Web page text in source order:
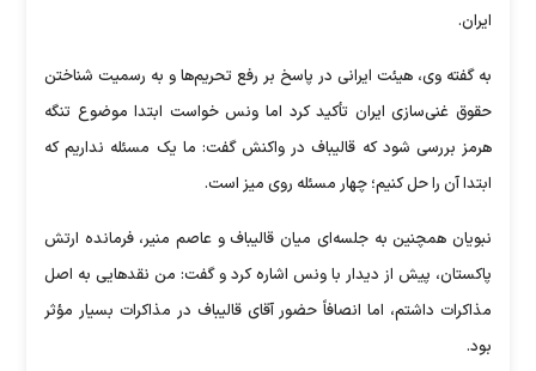
ایران.
به گفته وی، هیئت ایرانی در پاسخ بر رفع تحریم‌ها و به رسمیت شناختن
حقوق غنی‌سازی ایران تأکید کرد اما ونس خواست ابتدا موضوع تنگه
هرمز بررسی شود که قالیباف در واکنش گفت: ما یک مسئله نداریم که
ابتدا آن را حل کنیم؛ چهار مسئله روی میز است.
نبویان همچنین به جلسه‌ای میان قالیباف و عاصم منیر، فرمانده ارتش
پاکستان، پیش از دیدار با ونس اشاره کرد و گفت: من نقدهایی به اصل
مذاکرات داشتم، اما انصافاً حضور آقای قالیباف در مذاکرات بسیار مؤثر
بود.